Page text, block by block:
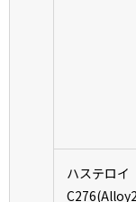
ハステロイ